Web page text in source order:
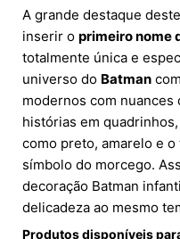
A grande destaque
inserir o primeiro nome
totalmente única e
universo do Batman
modernos com nuances
histórias em
como preto, amarelo e
símbolo do morcego.
decoração Batman
delicadeza ao mesmo
Produtos disponíveis